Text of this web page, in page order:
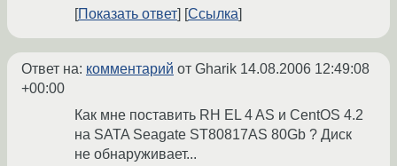
Показать ответ
Ссылка
Ответ на: комментарий от Gharik 14.08.2006 12:49:08
+00:00
Как мне поставить RH EL 4 AS и CentOS 4.2
на SATA Seagate ST80817AS 80Gb ? Диск
не обнаруживает...